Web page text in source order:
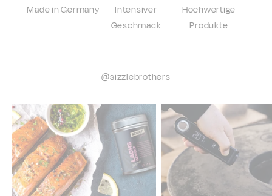
Made in Germany
Intensiver
Geschmack
Hochwertige
Produkte
@sizzlebrothers